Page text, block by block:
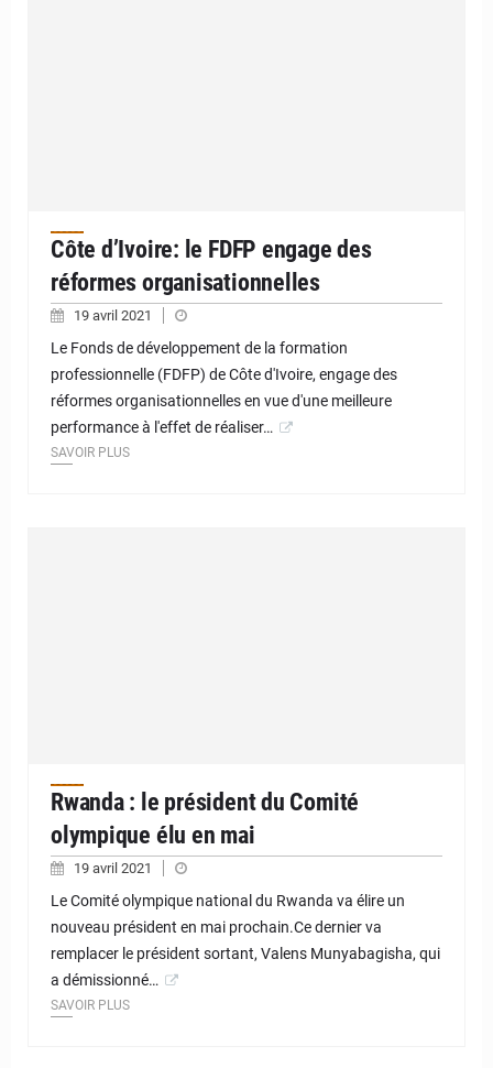
Côte d’Ivoire: le FDFP engage des
réformes organisationnelles
19 avril 2021
Le Fonds de développement de la formation
professionnelle (FDFP) de Côte d'Ivoire, engage des
réformes organisationnelles en vue d'une meilleure
performance à l'effet de réaliser…
SAVOIR PLUS
Rwanda : le président du Comité
olympique élu en mai
19 avril 2021
Le Comité olympique national du Rwanda va élire un
nouveau président en mai prochain.Ce dernier va
remplacer le président sortant, Valens Munyabagisha, qui
a démissionné…
SAVOIR PLUS